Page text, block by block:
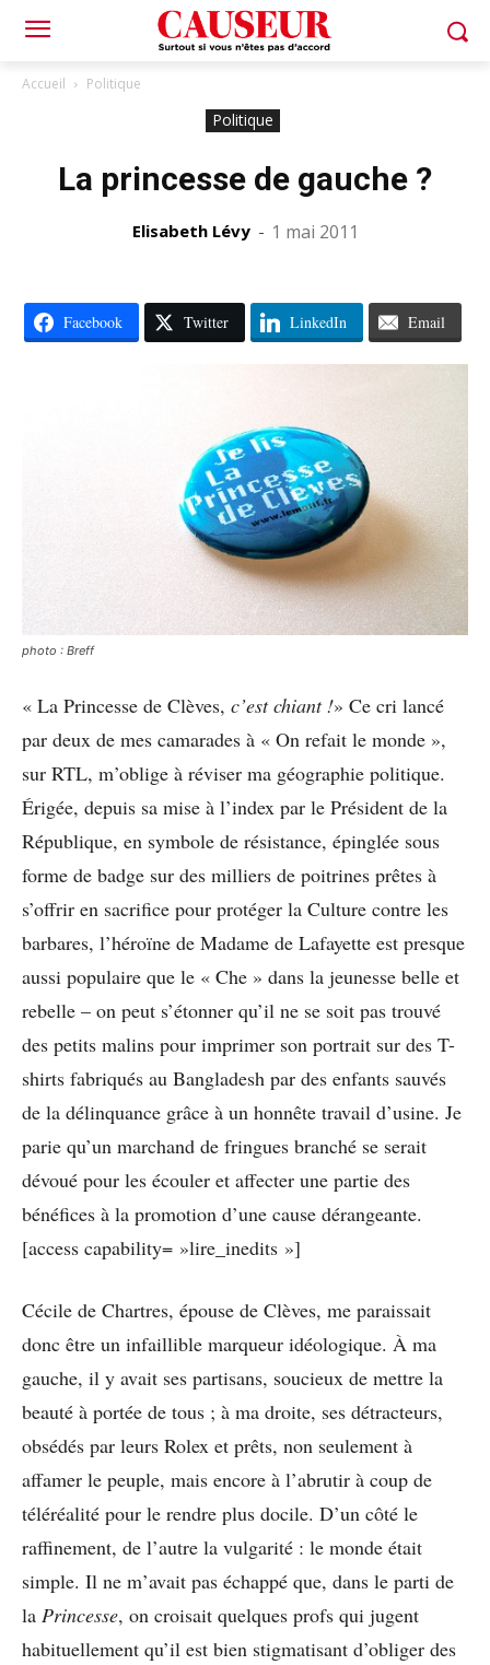
Accueil Politique
Politique
La princesse de gauche ?
Elisabeth Lévy - 1 mai 2011
Facebook Twitter LinkedIn Email
photo : Breff
« La Princesse de Clèves, c’est chiant !» Ce cri lancé
par deux de mes camarades à « On refait le monde »,
sur RTL, m’oblige à réviser ma géographie politique.
Érigée, depuis sa mise à l’index par le Président de la
République, en symbole de résistance, épinglée sous
forme de badge sur des milliers de poitrines prêtes à
s’offrir en sacrifice pour protéger la Culture contre les
barbares, l’héroïne de Madame de Lafayette est presque
aussi populaire que le « Che » dans la jeunesse belle et
rebelle – on peut s’étonner qu’il ne se soit pas trouvé
des petits malins pour imprimer son portrait sur des T-
shirts fabriqués au Bangladesh par des enfants sauvés
de la délinquance grâce à un honnête travail d’usine. Je
parie qu’un marchand de fringues branché se serait
dévoué pour les écouler et affecter une partie des
bénéfices à la promotion d’une cause dérangeante.
[access capability= »lire_inedits »]
Cécile de Chartres, épouse de Clèves, me paraissait
donc être un infaillible marqueur idéologique. À ma
gauche, il y avait ses partisans, soucieux de mettre la
beauté à portée de tous ; à ma droite, ses détracteurs,
obsédés par leurs Rolex et prêts, non seulement à
affamer le peuple, mais encore à l’abrutir à coup de
téléréalité pour le rendre plus docile. D’un côté le
raffinement, de l’autre la vulgarité : le monde était
simple. Il ne m’avait pas échappé que, dans le parti de
la Princesse, on croisait quelques profs qui jugent
habituellement qu’il est bien stigmatisant d’obliger des